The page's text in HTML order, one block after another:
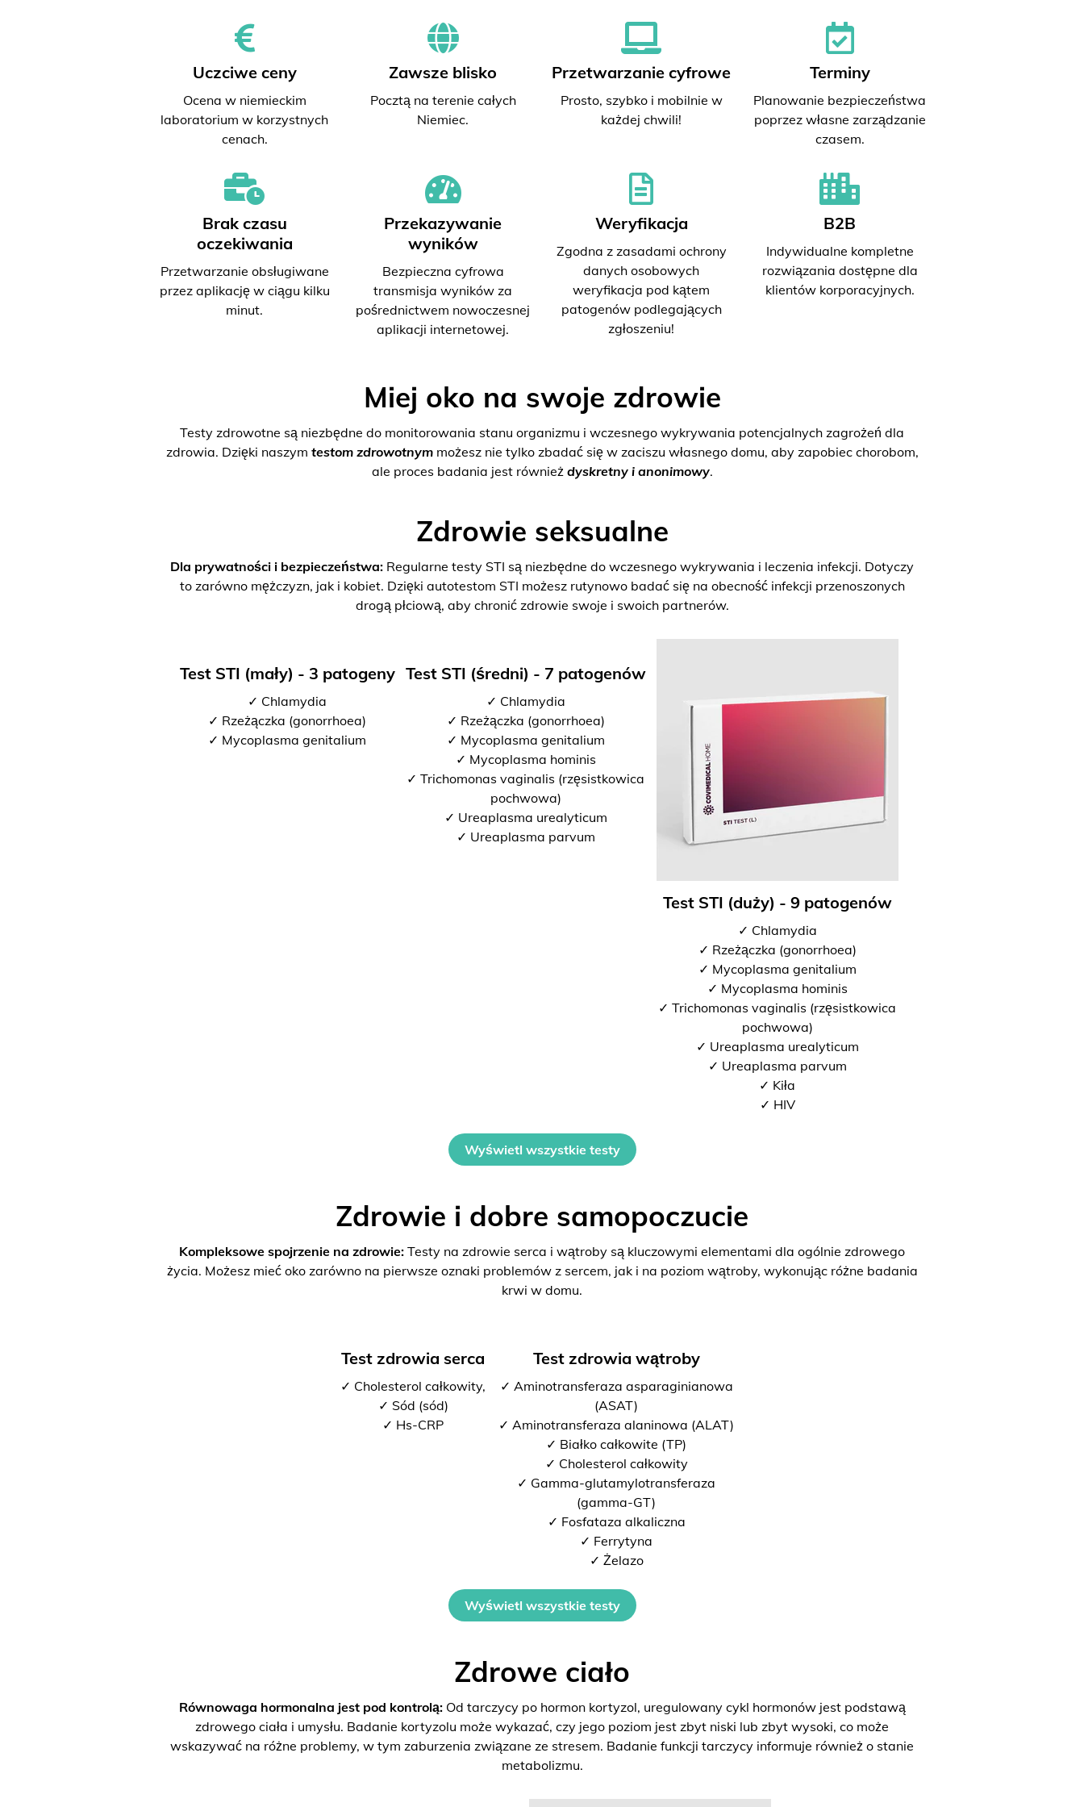
Uczciwe ceny
Ocena w niemieckim
laboratorium w korzystnych
cenach.
Zawsze blisko
Pocztą na terenie całych
Niemiec.
Przetwarzanie cyfrowe
Prosto, szybko i mobilnie w
każdej chwili!
Terminy
Planowanie bezpieczeństwa
poprzez własne zarządzanie
czasem.
Brak czasu
oczekiwania
Przetwarzanie obsługiwane
przez aplikację w ciągu kilku
minut.
Przekazywanie
wyników
Bezpieczna cyfrowa
transmisja wyników za
pośrednictwem nowoczesnej
aplikacji internetowej.
Weryfikacja
Zgodna z zasadami ochrony
danych osobowych
weryfikacja pod kątem
patogenów podlegających
zgłoszeniu!
B2B
Indywidualne kompletne
rozwiązania dostępne dla
klientów korporacyjnych.
Miej oko na swoje zdrowie
Testy zdrowotne są niezbędne do monitorowania stanu organizmu i wczesnego wykrywania potencjalnych zagrożeń dla
zdrowia. Dzięki naszym testom zdrowotnymmożesz nie tylko zbadać się w zaciszu własnego domu, aby zapobiec chorobom,
ale proces badania jest również dyskretny i anonimowy.
Zdrowie seksualne
Dla prywatności i bezpieczeństwa: Regularne testy STI są niezbędne do wczesnego wykrywania i leczenia infekcji. Dotyczy
to zarówno mężczyzn, jak i kobiet. Dzięki autotestom STI możesz rutynowo badać się na obecność infekcji przenoszonych
drogą płciową, aby chronić zdrowie swoje i swoich partnerów.
Test STI (mały) - 3 patogeny
✓ Chlamydia
✓ Rzeżączka (gonorrhoea)
✓ Mycoplasma genitalium
Test STI (średni) - 7 patogenów
✓ Chlamydia
✓ Rzeżączka (gonorrhoea)
✓ Mycoplasma genitalium
✓ Mycoplasma hominis
✓ Trichomonas vaginalis (rzęsistkowica
pochwowa)
✓ Ureaplasma urealyticum
✓ Ureaplasma parvum
Test STI (duży) - 9 patogenów
✓ Chlamydia
✓ Rzeżączka (gonorrhoea)
✓ Mycoplasma genitalium
✓ Mycoplasma hominis
✓ Trichomonas vaginalis (rzęsistkowica
pochwowa)
✓ Ureaplasma urealyticum
✓ Ureaplasma parvum
✓ Kiła
✓ HIV
Wyświetl wszystkie testy
Zdrowie i dobre samopoczucie
Kompleksowe spojrzenie na zdrowie: Testy na zdrowie serca i wątroby są kluczowymi elementami dla ogólnie zdrowego
życia. Możesz mieć oko zarówno na pierwsze oznaki problemów z sercem, jak i na poziom wątroby, wykonując różne badania
krwi w domu.
Test zdrowia serca
✓ Cholesterol całkowity,
✓ Sód (sód)
✓ Hs-CRP
Test zdrowia wątroby
✓ Aminotransferaza asparaginianowa
(ASAT)
✓ Aminotransferaza alaninowa (ALAT)
✓ Białko całkowite (TP)
✓ Cholesterol całkowity
✓ Gamma-glutamylotransferaza
(gamma-GT)
✓ Fosfataza alkaliczna
✓ Ferrytyna
✓ Żelazo
Wyświetl wszystkie testy
Zdrowe ciało
Równowaga hormonalna jest pod kontrolą:Od tarczycy po hormon kortyzol, uregulowany cykl hormonów jest podstawą
zdrowego ciała i umysłu. Badanie kortyzolu może wykazać, czy jego poziom jest zbyt niski lub zbyt wysoki, co może
wskazywać na różne problemy, w tym zaburzenia związane ze stresem. Badanie funkcji tarczycy informuje również o stanie
metabolizmu.